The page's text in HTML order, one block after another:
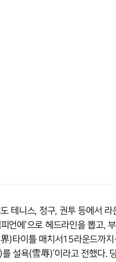
테니스, 정구, 권투 등에서
언에’으로 헤드라인을 뽑고,
)타이틀 매치서15라운드까
설욕(雪辱)’이라고 전했다.